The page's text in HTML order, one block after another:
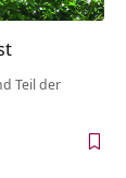
Teil der